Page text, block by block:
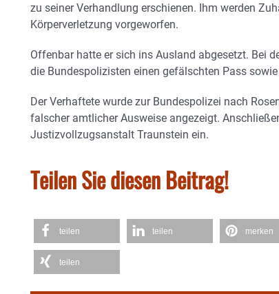
zu seiner Verhandlung erschienen. Ihm werden
Körperverletzung vorgeworfen.
Offenbar hatte er sich ins Ausland abgesetzt. Bei
die Bundespolizisten einen gefälschten Pass
Der Verhaftete wurde zur Bundespolizei nach
falscher amtlicher Ausweise angezeigt.
Justizvollzugsanstalt Traunstein ein.
Teilen Sie diesen Beitrag!
teilen teilen merken
teilen